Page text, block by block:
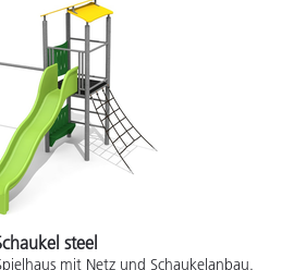
steel
mit Netz und Schaukelanbau.